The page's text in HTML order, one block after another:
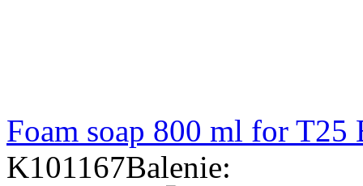
Foam soap 800 ml for T25
K101167Balenie: